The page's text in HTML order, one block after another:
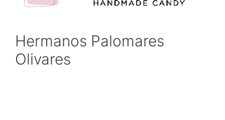
Hermanos Palomares
Olivares